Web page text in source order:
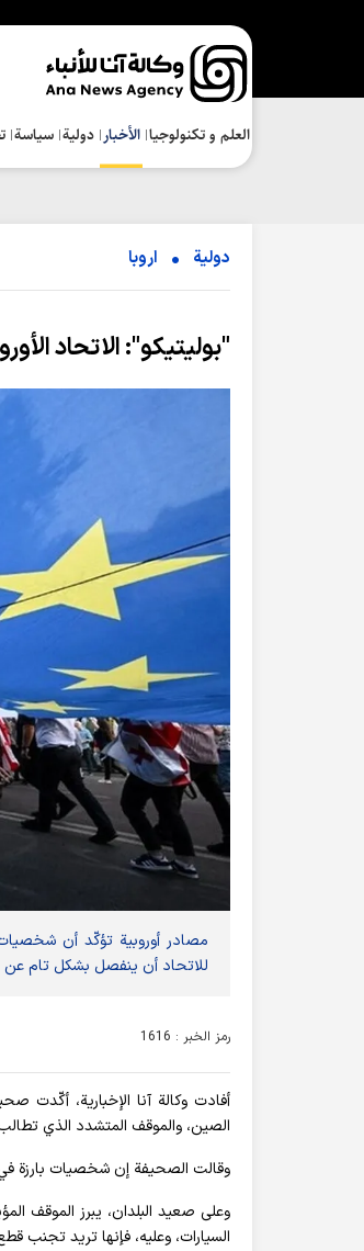
العلم و تکنولوجیا الأخبار دولية سياسة
دولية اروبا
"بوليتيكو": الاتحاد
مصادر أوروبية تؤكّد أن
للاتحاد أن ينفصل بشكل تام عن
رمز الخبر : 1616
أفادت وکالة آنا الإخباریة، أكّدت
الصين، والموقف المتشدد الذي
وقالت الصحيفة إن شخصيات بارزة
وعلى صعيد البلدان، يبرز الموقف
السيارات، وعليه، فإنها تريد تجنب